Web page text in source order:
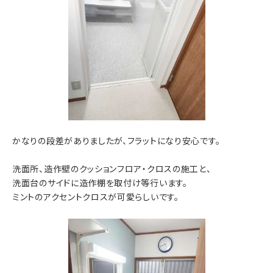
かなりの段差がありましたが、フラットになり安心です。
洗面所、造作壁のクッションフロア・クロスの施工と、
洗面台のサイドに造作棚を取付け等行います。
ミントのアクセントクロスが可愛らしいです。